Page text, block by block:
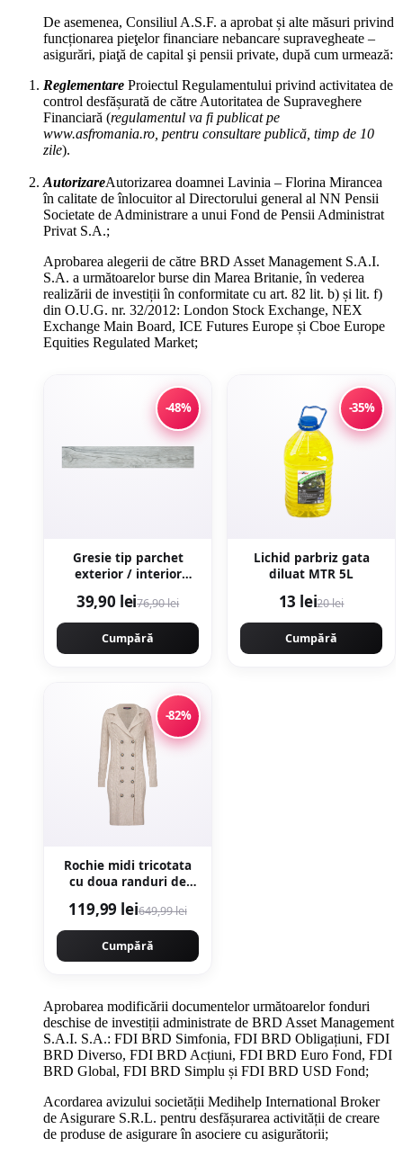
De asemenea, Consiliul A.S.F. a aprobat și alte măsuri privind
funcționarea pieţelor financiare nebancare supravegheate –
asigurări, piaţă de capital şi pensii private, după cum urmează:
Reglementare Proiectul Regulamentului privind activitatea de
control desfășurată de către Autoritatea de Supraveghere
Financiară (regulamentul va fi publicat pe
www.asfromania.ro , pentru consultare publică, timp de 10
zile).
AutorizareAutorizarea doamnei Lavinia – Florina Mirancea
în calitate de înlocuitor al Directorului general al NN Pensii
Societate de Administrare a unui Fond de Pensii Administrat
Privat S.A.;
Aprobarea alegerii de către BRD Asset Management S.A.I.
S.A. a următoarelor burse din Marea Britanie, în vederea
realizării de investiții în conformitate cu art. 82 lit. b) și lit. f)
din O.U.G. nr. 32/2012: London Stock Exchange, NEX
Exchange Main Board, ICE Futures Europe și Cboe Europe
Equities Regulated Market;
-48%
Gresie tip parchet
exterior / interior
cm mata portelanata
antiderapanta
39,90 lei76,90 lei
Cumpără
-35%
Lichid parbriz gata
diluat MTR 5L
13 lei20 lei
Cumpără
-82%
Rochie midi tricotata
cu doua randuri de
119,99 lei649,99 lei
Cumpără
Aprobarea modificării documentelor următoarelor fonduri
deschise de investiții administrate de BRD Asset Management
S.A.I. S.A.: FDI BRD Simfonia, FDI BRD Obligațiuni, FDI
BRD Diverso, FDI BRD Acțiuni, FDI BRD Euro Fond, FDI
BRD Global, FDI BRD Simplu și FDI BRD USD Fond;
Acordarea avizului societății Medihelp International Broker
de Asigurare S.R.L. pentru desfășurarea activității de creare
de produse de asigurare în asociere cu asigurătorii;